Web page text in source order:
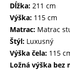
Dĺžka: 211 cm
Výška: 115 cm
Matrac: Matrac
Štýl: Luxusný
Výška čela: 115
Ložná výška bez